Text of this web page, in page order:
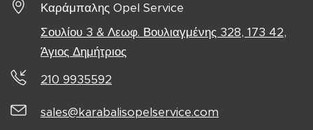
Καράμπαλης Opel Service
Σουλίου 3 & Λεωφ. Βουλιαγμένης 328, 173 42,
Άγιος Δημήτριος
210 9935592
sales@karabalisopelservice.com